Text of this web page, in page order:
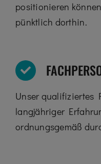
positionieren
pünktlich dorthin.
Unser qualifiziertes
langjähriger
ordnungsgemäß